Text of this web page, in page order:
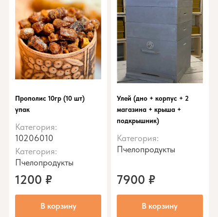
Прополис 10гр (10 шт)
упак
Категория:
10206010
Категория:
Пчелопродукты
1200 ₽
В корзину
Улей (дно + корпус + 2
магазина + крыша +
подкрышник)
Категория:
Пчелопродукты
7900 ₽
В корзину